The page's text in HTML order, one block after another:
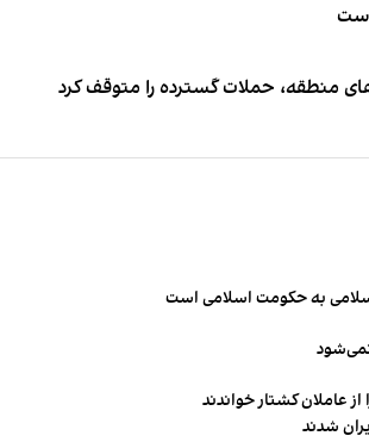
است
منطقه، حملات گسترده را متوقف کرد
به حکومت اسلامی است
عاملان کشتار خواندند
شدند